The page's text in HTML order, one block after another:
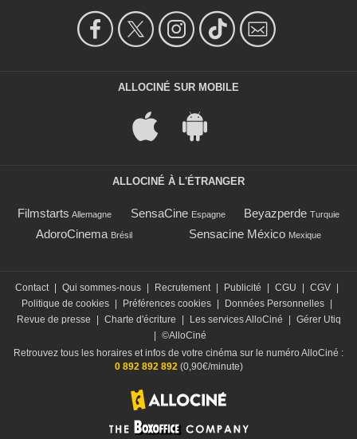
ALLOCINÉ SUR MOBILE
ALLOCINÉ À L'ÉTRANGER
Filmstarts Allemagne SensaCine Espagne Beyazperde Turquie
AdoroCinema Brésil Sensacine México Mexique
Contact Qui sommes-nous Recrutement Publicité CGU CGV
Politique de cookies
Préférences cookies Données Personnelles
Revue de presse
Charte d'écriture Les services AlloCiné
Gérer Utiq
©AlloCiné
Retrouvez tous les horaires et infos de votre cinéma sur le numéro AlloCiné :
0 892 892 892(0,90€/minute)